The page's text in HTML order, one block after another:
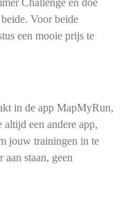
Voor beide
een mooie prijs te
in de app MapMyRun,
een andere app,
jouw trainingen in te
staan, geen